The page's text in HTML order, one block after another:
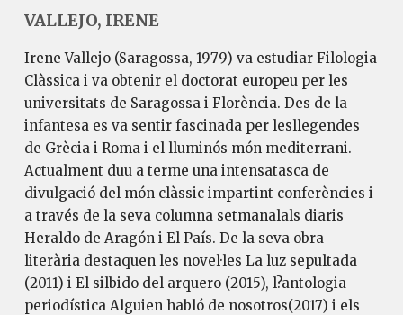
VALLEJO, IRENE
Irene Vallejo (Saragossa, 1979) va estudiar Filologia
Clàssica i va obtenir el doctorat europeu per les
universitats de Saragossa i Florència. Des de la
infantesa es va sentir fascinada per lesllegendes
de Grècia i Roma i el lluminós món mediterrani.
Actualment duu a terme una intensatasca de
divulgació del món clàssic impartint conferències i
a través de la seva columna setmanalals diaris
Heraldo de Aragón i El País. De la seva obra
literària destaquen les novel·les La luz sepultada
(2011) i El silbido del arquero (2015), l?antologia
periodística Alguien habló de nosotros(2017) i els